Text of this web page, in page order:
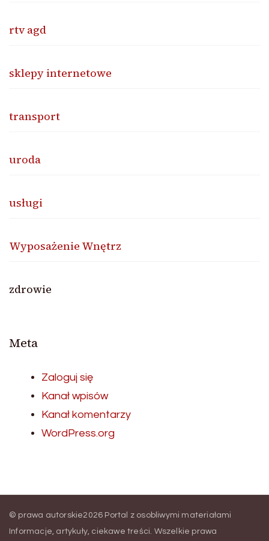
rtv agd
sklepy internetowe
transport
uroda
usługi
Wyposażenie Wnętrz
zdrowie
Meta
Zaloguj się
Kanał wpisów
Kanał komentarzy
WordPress.org
© prawa autorskie2026 Portal z osobliwymi materiałami
Informacje, artykuły, ciekawe treści . Wszelkie prawa